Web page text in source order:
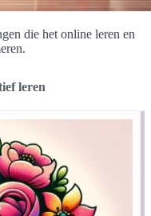
die het online leren en
leren